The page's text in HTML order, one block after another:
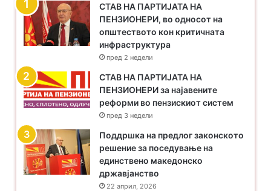
СТАВ НА ПАРТИЈАТА НА
ПЕНЗИОНЕРИ, во односот на
општеството кон критичната
инфраструктура
пред 2 недели
​СТАВ НА ПАРТИЈАТА НА
ПЕНЗИОНЕРИ за најавените
реформи во пензискиот систем
пред 3 недели
Поддршка на предлог законското
решение за поседување на
единствено македонско
државјанство
22 април, 2026